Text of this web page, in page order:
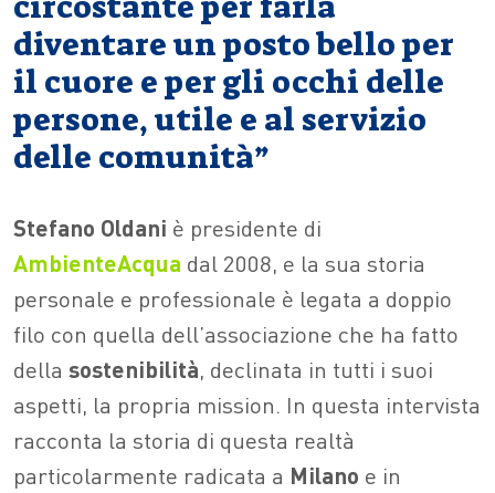
diventare un posto bello per
il cuore e per gli occhi delle
persone, utile e al servizio
delle comunità”
Stefano Oldani è presidente di
AmbienteAcqua dal 2008, e la sua storia
personale e professionale è legata a doppio
filo con quella dell’associazione che ha fatto
della sostenibilità, declinata in tutti i suoi
aspetti, la propria mission. In questa intervista
racconta la storia di questa realtà
particolarmente radicata a Milano e in